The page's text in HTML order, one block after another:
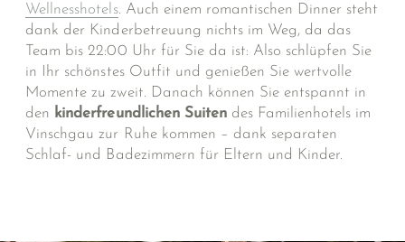
Wellnesshotels. Auch einem romantischen Dinner steht
dank der Kinderbetreuung nichts im Weg, da das
Team bis 22:00 Uhr für Sie da ist: Also schlüpfen Sie
in Ihr schönstes Outfit und genießen Sie wertvolle
Momente zu zweit. Danach können Sie entspannt in
den kinderfreundlichen Suiten des Familienhotels im
Vinschgau zur Ruhe kommen – dank separaten
Schlaf- und Badezimmern für Eltern und Kinder.